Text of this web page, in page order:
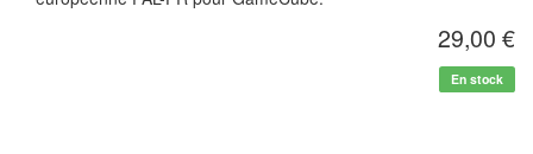
29,00 €
En stock